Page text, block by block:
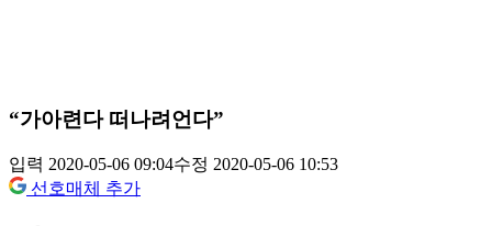
“가아련다 떠나려언다”
입력 2020-05-06 09:04수정 2020-05-06 10:53
선호매체 추가